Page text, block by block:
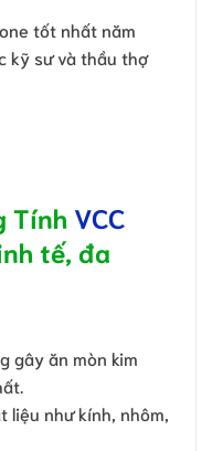
tốt nhất năm
kỹ sư và thầu thợ
Tính VCC
tế, đa
gây ăn mòn kim
liệu như kính, nhôm,